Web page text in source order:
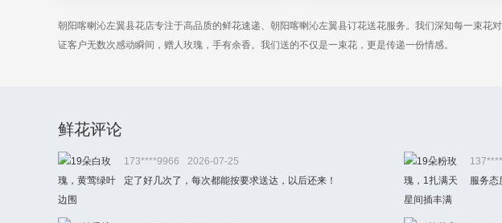
朝阳喀喇沁左翼县花店专注于高品质的鲜花速递、朝阳喀喇沁左翼县订花送花服务。我们深知每一束
证客户无数次感动瞬间，赠人玫瑰，手有余香。我们送的不仅是一束花，更是传递一份情感。
鲜花评论
173****9966
2026-07-25
定了好几次了，每次都能按要求送达，以后还来！
服务态